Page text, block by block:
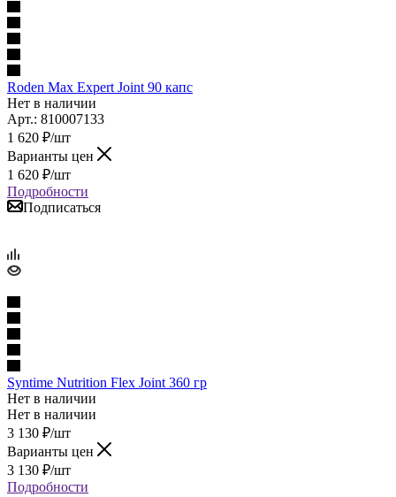
Roden Max Expert Joint 90 капс
Нет в наличии
Арт.: 810007133
1 620 ₽/шт
Варианты цен
1 620 ₽/шт
Подробности
Подписаться
Syntime Nutrition Flex Joint 360 гр
Нет в наличии
Нет в наличии
3 130 ₽/шт
Варианты цен
3 130 ₽/шт
Подробности